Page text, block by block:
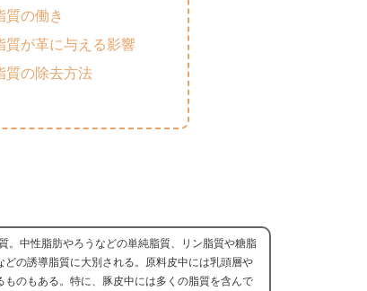
質の働き
質が革に与える影響
質の除去方法
。中性脂肪やろうなどの単純脂質、リン脂質や糖脂
の誘導脂質に大別される。原料皮中には乳頭層や
のもある。特に、豚皮中には多くの脂質を含んで